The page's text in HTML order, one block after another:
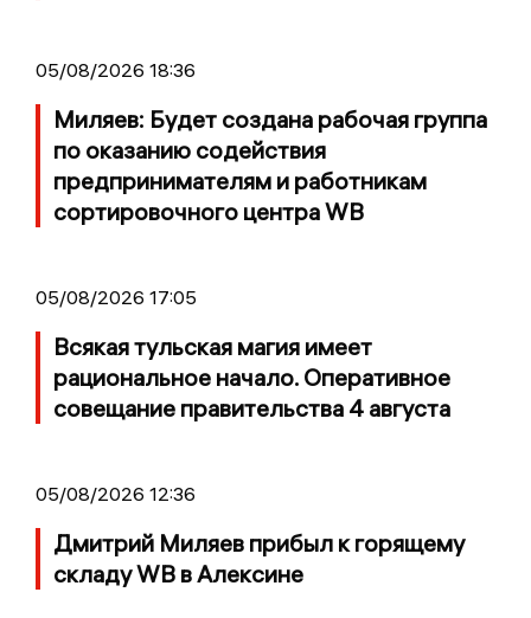
05/08/2026 18:36
Миляев: Будет создана рабочая группа
по оказанию содействия
предпринимателям и работникам
сортировочного центра WB
05/08/2026 17:05
Всякая тульская магия имеет
рациональное начало. Оперативное
совещание правительства 4 августа
05/08/2026 12:36
Дмитрий Миляев прибыл к горящему
складу WB в Алексине